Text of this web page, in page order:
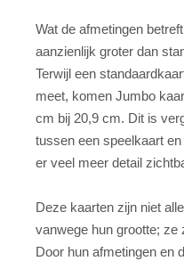
Wat de afmetingen
aanzienlijk groter dan
Terwijl een
meet, komen Jumbo
cm bij 20,9 cm. Dit is
tussen een speelkaart
er veel meer detail
Deze kaarten zijn niet
vanwege hun grootte; ze
Door hun afmetingen en